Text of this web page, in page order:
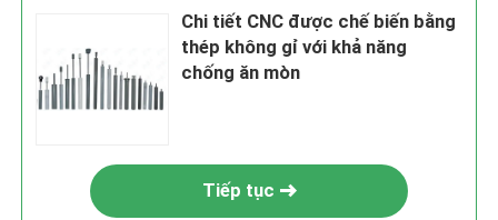
Chi tiết CNC được chế biến bằng
thép không gỉ với khả năng
chống ăn mòn
Tiếp tục